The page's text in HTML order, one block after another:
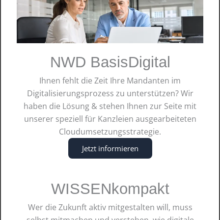
NWD BasisDigital
Ihnen fehlt die Zeit Ihre Mandanten im
Digitalisierungsprozess zu unterstützen? Wir
haben die Lösung & stehen Ihnen zur Seite mit
unserer speziell für Kanzleien ausgearbeiteten
Cloudumsetzungsstrategie.
Jetzt informieren
WISSENkompakt
Wer die Zukunft aktiv mitgestalten will, muss
zum31.12.2027 abgekündigt.Neukundinnen
und -kunden können DATEV-
Anwendungenausschließlich in der
Benutzerlizenzbestellen.
Mit Beginn der Lizenz-Umstellung auf die
Benutzerlizenz ist eine überarbeitete Ausgabe
derDATEV-Preislisteerschienen. Die
Preistabellen wurden dabei um die
Benutzerlizenz erweitert.
Neuer Lizenztyp: Benutzerlizenz Set
Die bereits bestehenden Lizenztypen